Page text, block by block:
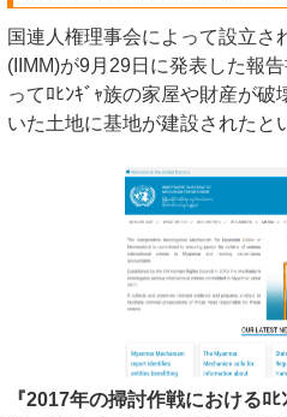
国連人権理事会によって設立さ
(IIMM)が9月29日に発表した報
ってﾛﾋﾝｷﾞｬ族の家屋や財産が
いた土地に基地が建設されたと
『2017年の掃討作戦におけるﾛ